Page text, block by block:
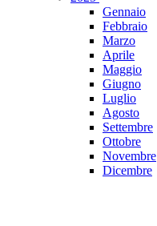
Gennaio
Febbraio
Marzo
Aprile
Maggio
Giugno
Luglio
Agosto
Settembre
Ottobre
Novembre
Dicembre